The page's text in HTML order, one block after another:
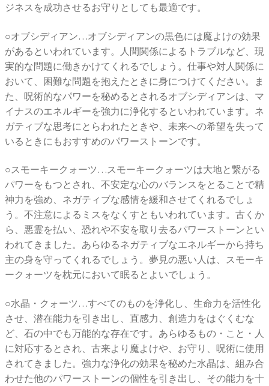
ジネスを成功させるお守りとしても最適です。
○オブシディアン…オブシディアンの黒色には魔よけの効果
があるといわれています。人間関係によるトラブルなど、現
実的な問題に働きかけてくれるでしょう。仕事や対人関係に
おいて、困難な問題を抱えたときに身につけてください。ま
た、呪術的なパワーを秘めるとされるオブシディアンは、マ
イナスのエネルギーを強力に浄化するといわれています。ネ
ガティブな思考にとらわれたときや、未来への希望を失って
いるときにもおすすめのパワーストーンです。
○スモーキークォーツ…スモーキークォーツは大地と繋がる
パワーをもつとされ、不安定な心のバランスをとることで精
神力を強め、ネガティブな感情を緩和させてくれるでしょ
う。不注意によるミスをなくすともいわれています。古くか
ら、悪霊を払い、恐れや不安を取り去るパワーストーンとい
われてきました。あらゆるネガティブなエネルギーから持ち
主の身を守ってくれるでしょう。夢見の悪い人は、スモーキ
ークォーツを枕元において眠るとよいでしょう。
○水晶・クォーツ…すべてのものを浄化し、生命力を活性化
させ、潜在能力を引き出し、直感力、創造力をはぐくむな
ど、石の中でも万能的な存在です。あらゆるもの・こと・人
に対応するとされ、古来より魔よけや、お守り、呪術に使用
されてきました。強力な浄化の効果を秘めた水晶は、組み合
わせた他のパワーストーンの個性を引き出し、その能力を十